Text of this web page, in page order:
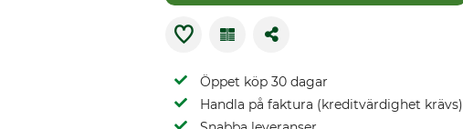
Öppet köp 30 dagar
Handla på faktura (kreditvärdighet krävs)